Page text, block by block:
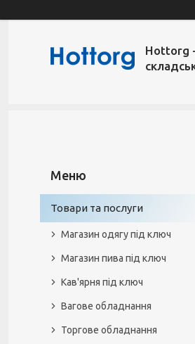
Hottorg
Товари та послуги
Магазин одягу під ключ
Магазин пива під ключ
Кав'ярня під ключ
Вагове обладнання
Торгове обладнання